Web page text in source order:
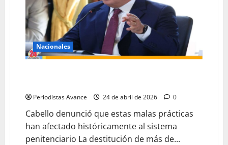
Nacionales
Periodistas Avance 24 de abril de 2026 0
Cabello denunció que estas malas prácticas
han afectado históricamente al sistema
penitenciario La destitución de más de...